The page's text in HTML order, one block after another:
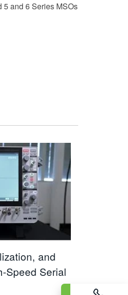
5 and 6 Series MSOs
and
Speed Serial